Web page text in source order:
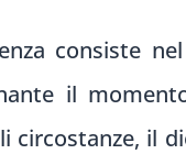
consiste
il
circostanze, il